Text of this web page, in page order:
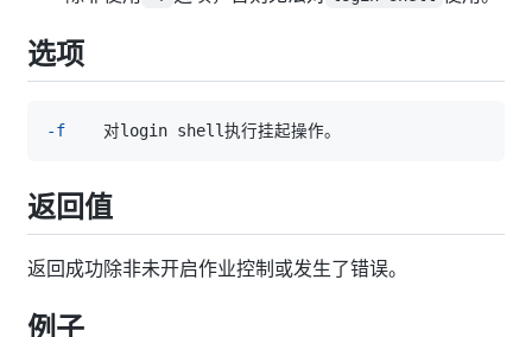
选项
-f
返回值
返回成功除非未开启作业控制或发生了错误。
例子